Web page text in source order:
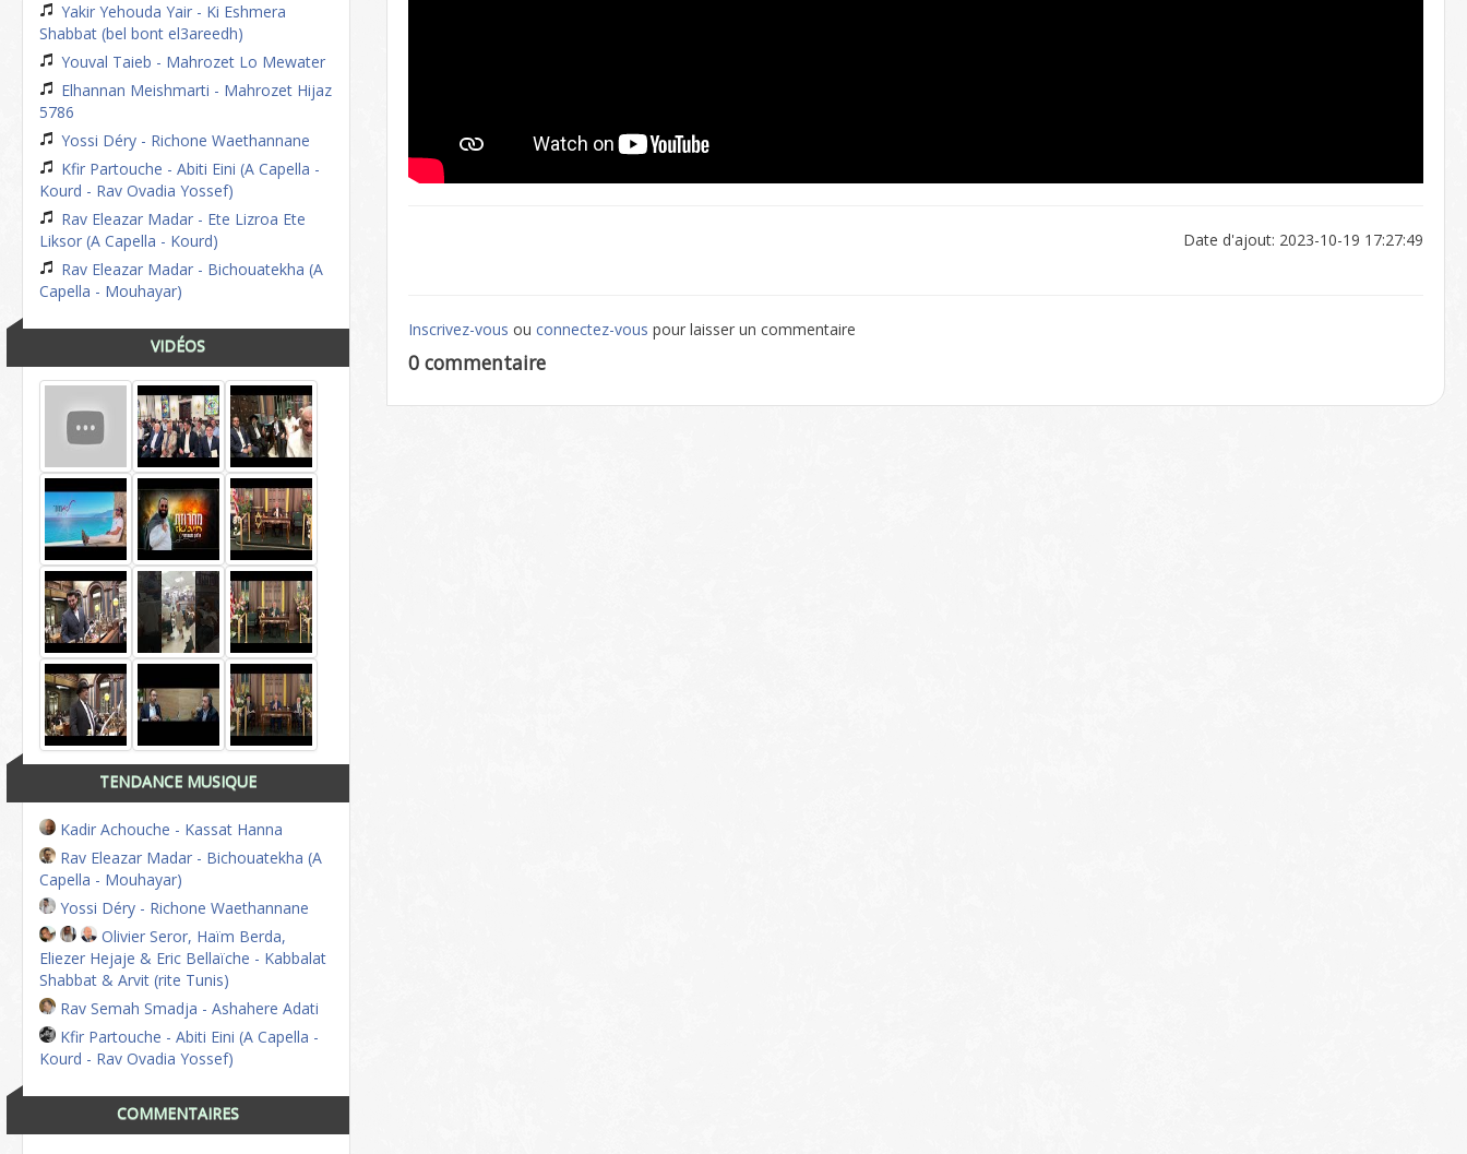
Yakir Yehouda Yair - Ki Eshmera
Shabbat (bel bont el3areedh)
Youval Taieb - Mahrozet Lo Mewater
Elhannan Meishmarti - Mahrozet Hijaz
5786
Yossi Déry - Richone Waethannane
Kfir Partouche - Abiti Eini (A Capella -
Kourd - Rav Ovadia Yossef)
Rav Eleazar Madar - Ete Lizroa Ete
Liksor (A Capella - Kourd)
Rav Eleazar Madar - Bichouatekha (A
Capella - Mouhayar)
VIDÉOS
TENDANCE MUSIQUE
Kadir Achouche - Kassat Hanna
Rav Eleazar Madar - Bichouatekha (A
Capella - Mouhayar)
Yossi Déry - Richone Waethannane
Olivier Seror, Haïm Berda,
Eliezer Hejaje & Eric Bellaïche - Kabbalat
Shabbat & Arvit (rite Tunis)
Rav Semah Smadja - Ashahere Adati
Kfir Partouche - Abiti Eini (A Capella -
Kourd - Rav Ovadia Yossef)
COMMENTAIRES
Date d'ajout: 2023-10-19 17:27:49
Inscrivez-vous ouconnectez-vous pour laisser un commentaire
0 commentaire